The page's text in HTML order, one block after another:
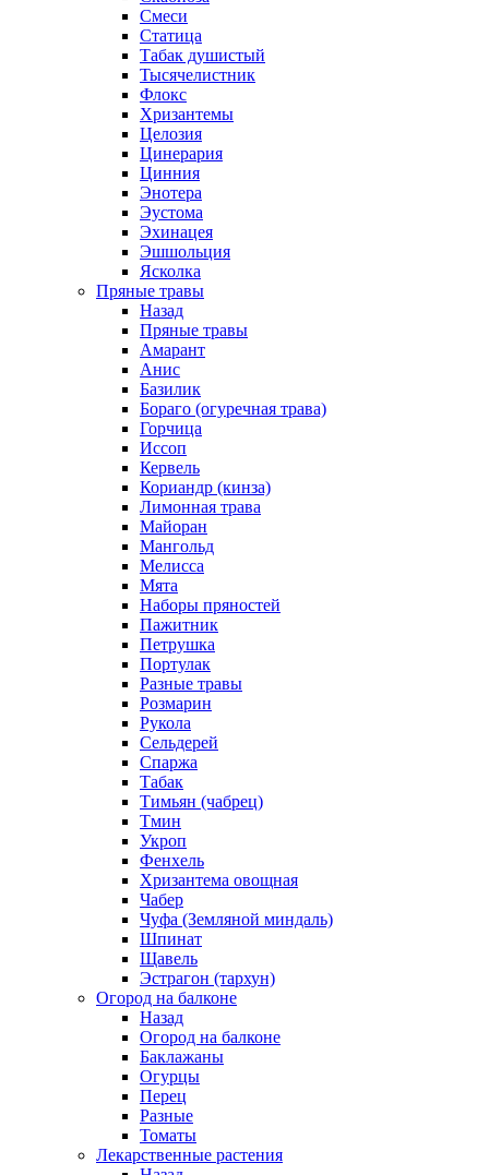
Смеси
Статица
Табак душистый
Тысячелистник
Флокс
Хризантемы
Целозия
Цинерария
Цинния
Энотера
Эустома
Эхинацея
Эшшольция
Ясколка
Пряные травы
Назад
Пряные травы
Амарант
Анис
Базилик
Бораго (огуречная трава)
Горчица
Иссоп
Кервель
Кориандр (кинза)
Лимонная трава
Майоран
Мангольд
Мелисса
Мята
Наборы пряностей
Пажитник
Петрушка
Портулак
Разные травы
Розмарин
Рукола
Сельдерей
Спаржа
Табак
Тимьян (чабрец)
Тмин
Укроп
Фенхель
Хризантема овощная
Чабер
Чуфа (Земляной миндаль)
Шпинат
Щавель
Эстрагон (тархун)
Огород на балконе
Назад
Огород на балконе
Баклажаны
Огурцы
Перец
Разные
Томаты
Лекарственные растения